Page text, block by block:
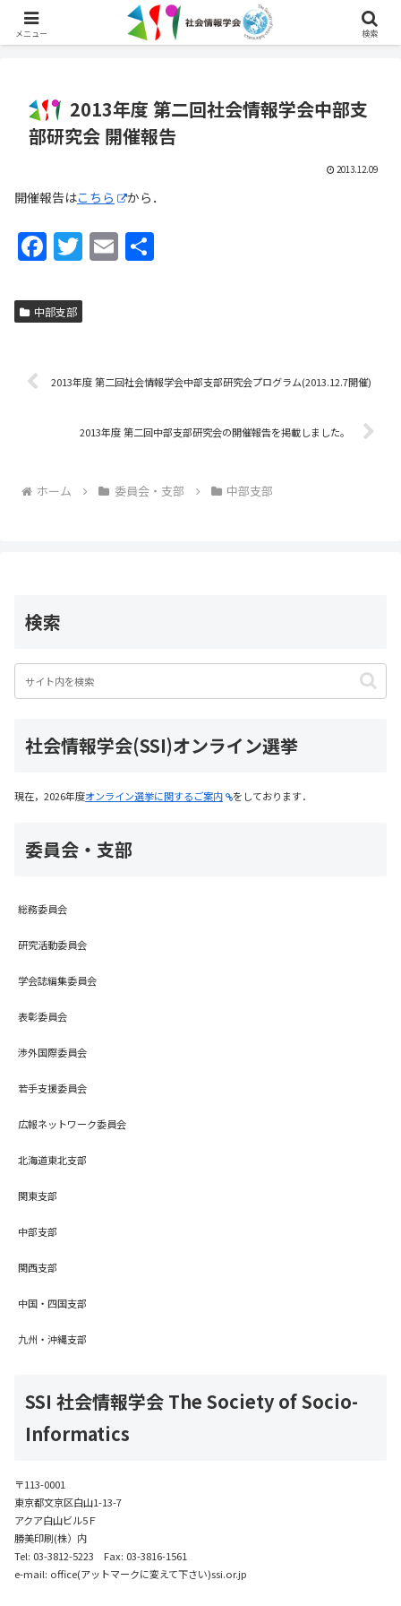
English
2013年度 第二回社会情報学会中部支
部研究会 開催報告
2013.12.09
開催報告はこちら から．
F
c
e
o
T E
中部支部
2013年度 第二回社会情報学会中部支部研究会プログラム(2013.12.7開催)
2013年度 第二回中部支部研究会の開催報告を掲載しました。
ホーム 委員会・支部 中部支部
検索
社会情報学会(SSI)オンライン選挙
現在，2026年度オンライン選挙に関するご案内 をしております．
委員会・支部
総務委員会
研究活動委員会
学会誌編集委員会
表彰委員会
渉外国際委員会
若手支援委員会
広報ネットワーク委員会
北海道東北支部
関東支部
中部支部
関西支部
中国・四国支部
九州・沖縄支部
SSI 社会情報学会 The Society of Socio-
Informatics
〒113-0001
東京都文京区白山1-13-7
アクア白山ビル5Ｆ
勝美印刷(株）内
Tel: 03-3812-5223 Fax: 03-3816-1561
e-mail: office(アットマークに変えて下さい)ssi.or.jp
メニュー 検索